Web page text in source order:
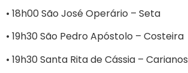
• 18h00 São José Operário – Seta
• 19h30 São Pedro Apóstolo – Costeira
• 19h30 Santa Rita de Cássia – Carianos